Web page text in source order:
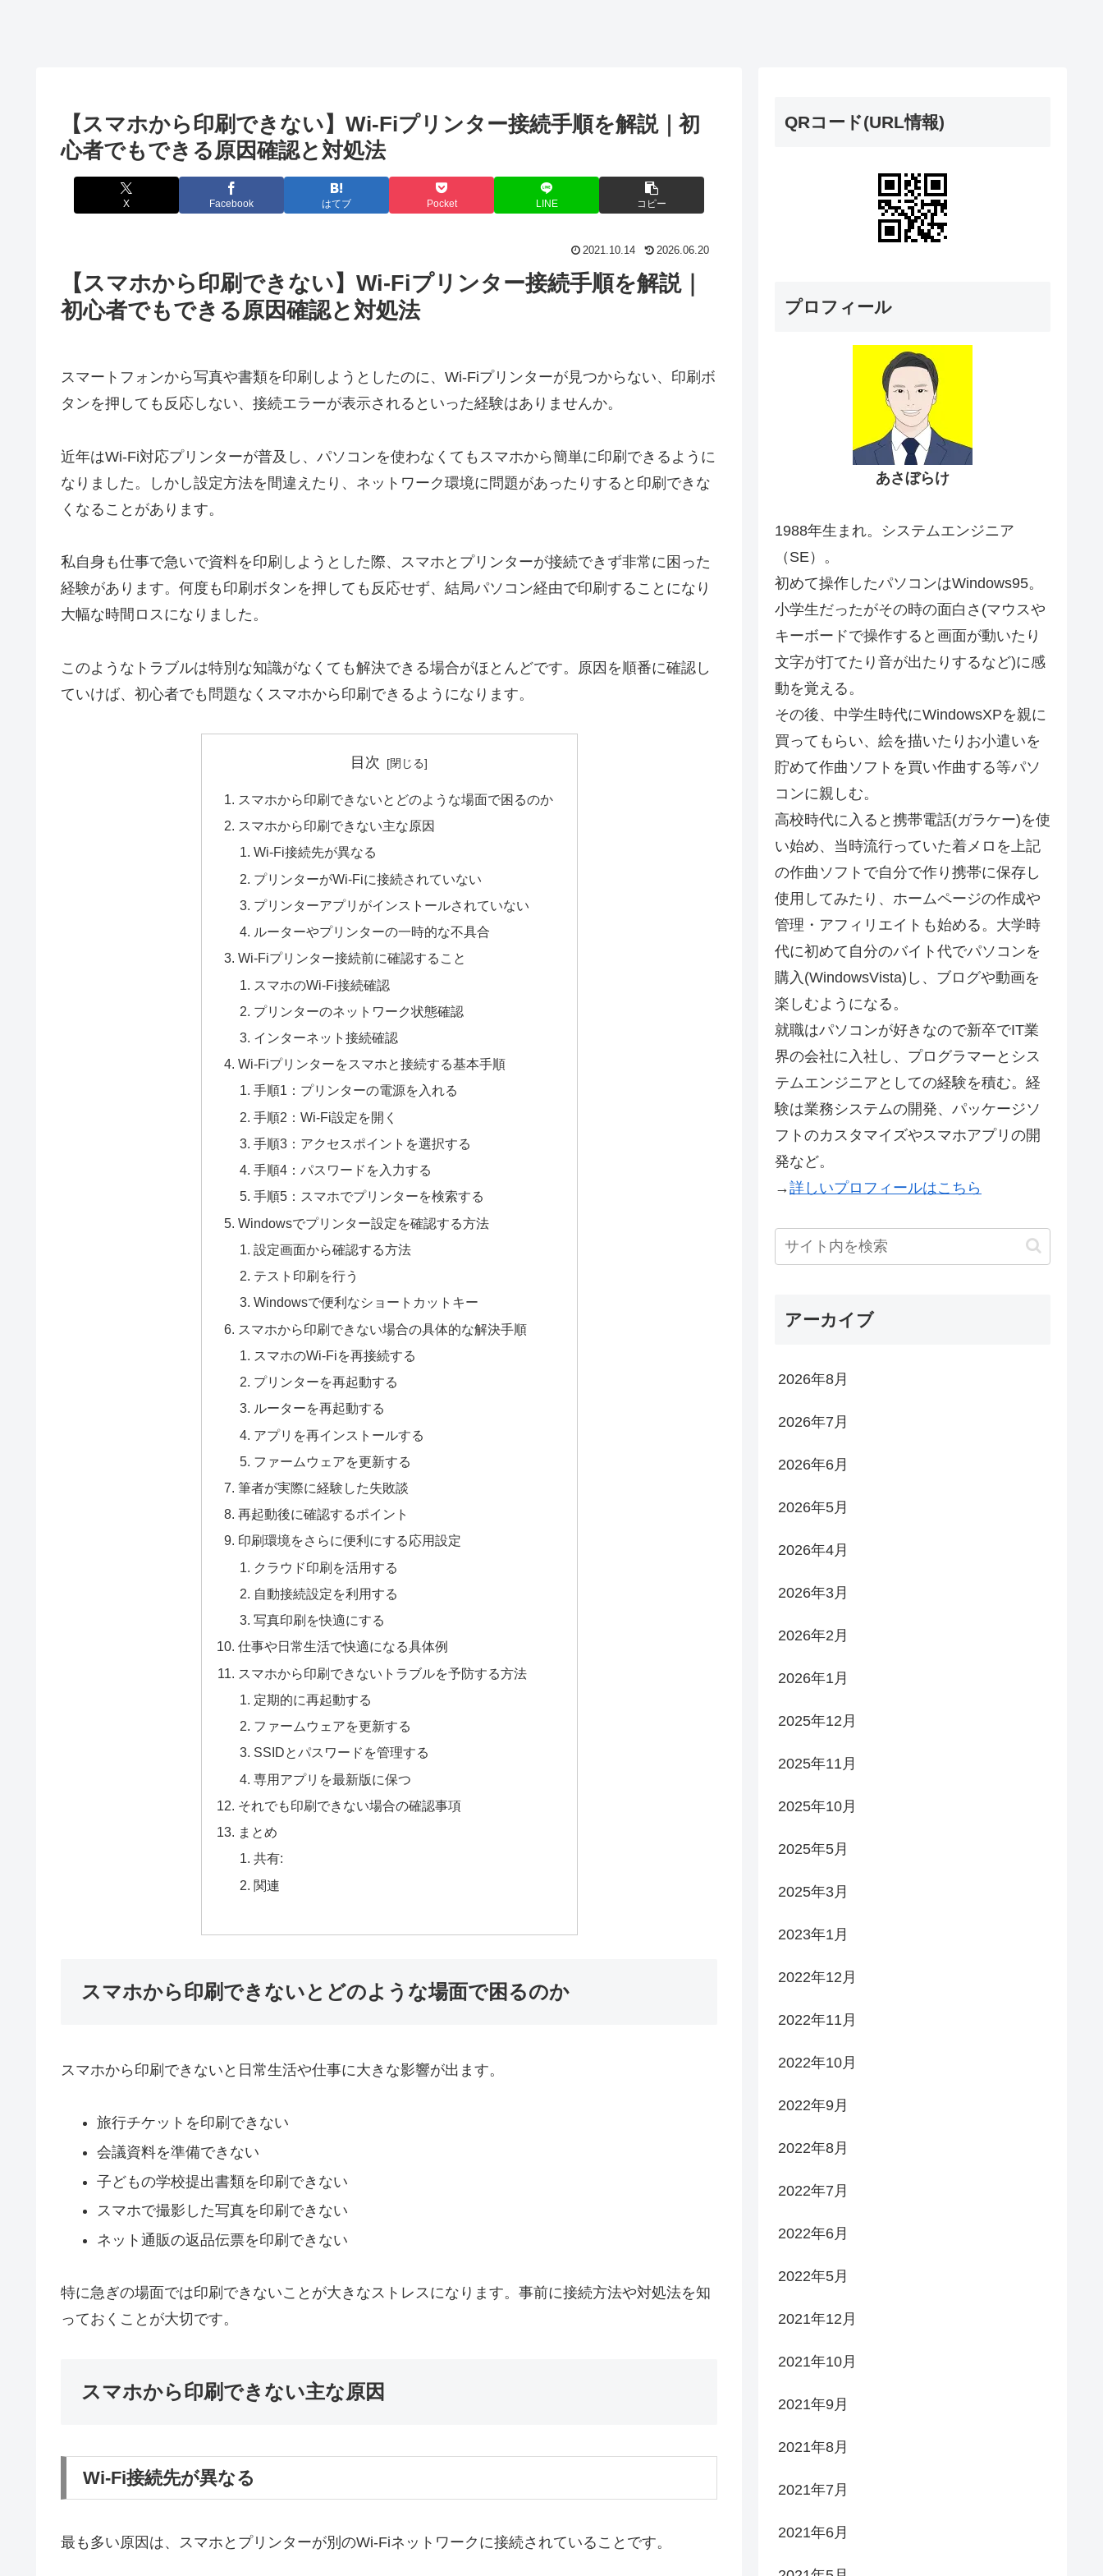
【スマホから印刷できない】Wi-Fiプリンター接続手順を解説｜初
心者でもできる原因確認と対処法
X Facebook はてブ Pocket LINE コピー
2021.10.14 2026.06.20
【スマホから印刷できない】Wi-Fiプリンター接続手順を解説｜
初心者でもできる原因確認と対処法
スマートフォンから写真や書類を印刷しようとしたのに、Wi-Fiプリンターが見つからない、印刷ボ
タンを押しても反応しない、接続エラーが表示されるといった経験はありませんか。
近年はWi-Fi対応プリンターが普及し、パソコンを使わなくてもスマホから簡単に印刷できるように
なりました。しかし設定方法を間違えたり、ネットワーク環境に問題があったりすると印刷できな
くなることがあります。
私自身も仕事で急いで資料を印刷しようとした際、スマホとプリンターが接続できず非常に困った
経験があります。何度も印刷ボタンを押しても反応せず、結局パソコン経由で印刷することになり
大幅な時間ロスになりました。
このようなトラブルは特別な知識がなくても解決できる場合がほとんどです。原因を順番に確認し
ていけば、初心者でも問題なくスマホから印刷できるようになります。
目次
スマホから印刷できないとどのような場面で困るのか
スマホから印刷できない主な原因
Wi-Fi接続先が異なる
プリンターがWi-Fiに接続されていない
プリンターアプリがインストールされていない
ルーターやプリンターの一時的な不具合
Wi-Fiプリンター接続前に確認すること
スマホのWi-Fi接続確認
プリンターのネットワーク状態確認
インターネット接続確認
Wi-Fiプリンターをスマホと接続する基本手順
手順1：プリンターの電源を入れる
手順2：Wi-Fi設定を開く
手順3：アクセスポイントを選択する
手順4：パスワードを入力する
手順5：スマホでプリンターを検索する
Windowsでプリンター設定を確認する方法
設定画面から確認する方法
テスト印刷を行う
Windowsで便利なショートカットキー
スマホから印刷できない場合の具体的な解決手順
スマホのWi-Fiを再接続する
プリンターを再起動する
ルーターを再起動する
アプリを再インストールする
ファームウェアを更新する
筆者が実際に経験した失敗談
再起動後に確認するポイント
印刷環境をさらに便利にする応用設定
クラウド印刷を活用する
自動接続設定を利用する
写真印刷を快適にする
仕事や日常生活で快適になる具体例
スマホから印刷できないトラブルを予防する方法
定期的に再起動する
ファームウェアを更新する
SSIDとパスワードを管理する
専用アプリを最新版に保つ
それでも印刷できない場合の確認事項
まとめ
共有:
関連
スマホから印刷できないとどのような場面で困るのか
スマホから印刷できないと日常生活や仕事に大きな影響が出ます。
旅行チケットを印刷できない
会議資料を準備できない
子どもの学校提出書類を印刷できない
スマホで撮影した写真を印刷できない
ネット通販の返品伝票を印刷できない
特に急ぎの場面では印刷できないことが大きなストレスになります。事前に接続方法や対処法を知
っておくことが大切です。
スマホから印刷できない主な原因
Wi-Fi接続先が異なる
最も多い原因は、スマホとプリンターが別のWi-Fiネットワークに接続されていることです。
QRコード(URL情報)
プロフィール
あさぼらけ
1988年生まれ。システムエンジニア
（SE）。
初めて操作したパソコンはWindows95。
小学生だったがその時の面白さ(マウスや
キーボードで操作すると画面が動いたり
文字が打てたり音が出たりするなど)に感
動を覚える。
その後、中学生時代にWindowsXPを親に
買ってもらい、絵を描いたりお小遣いを
貯めて作曲ソフトを買い作曲する等パソ
コンに親しむ。
高校時代に入ると携帯電話(ガラケー)を使
い始め、当時流行っていた着メロを上記
の作曲ソフトで自分で作り携帯に保存し
使用してみたり、ホームページの作成や
管理・アフィリエイトも始める。大学時
代に初めて自分のバイト代でパソコンを
購入(WindowsVista)し、ブログや動画を
楽しむようになる。
就職はパソコンが好きなので新卒でIT業
界の会社に入社し、プログラマーとシス
テムエンジニアとしての経験を積む。経
験は業務システムの開発、パッケージソ
フトのカスタマイズやスマホアプリの開
発など。
→詳しいプロフィールはこちら
アーカイブ
2026年8月
2026年7月
2026年6月
2026年5月
2026年4月
2026年3月
2026年2月
2026年1月
2025年12月
2025年11月
2025年10月
2025年5月
2025年3月
2023年1月
2022年12月
2022年11月
2022年10月
2022年9月
2022年8月
2022年7月
2022年6月
2022年5月
2021年12月
2021年10月
2021年9月
2021年8月
2021年7月
2021年6月